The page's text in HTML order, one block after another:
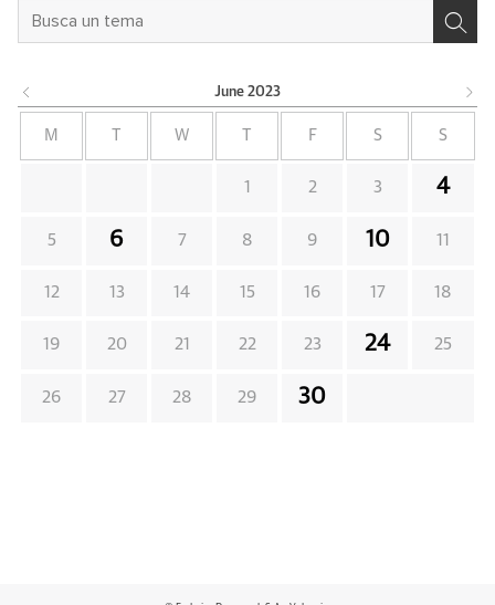
June 2023
M W F S S
1 2 3 4
5 6 7 8 9 10 11
12 13 14 15 16 17 18
19 20 21 22 23 24 25
26 27 28 29 30